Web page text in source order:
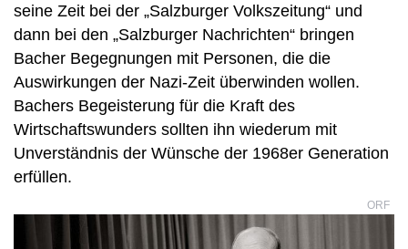
seine Zeit bei der „Salzburger Volkszeitung“ und
dann bei den „Salzburger Nachrichten“ bringen
Bacher Begegnungen mit Personen, die die
Auswirkungen der Nazi-Zeit überwinden wollen.
Bachers Begeisterung für die Kraft des
Wirtschaftswunders sollten ihn wiederum mit
Unverständnis der Wünsche der 1968er Generation
erfüllen.
ORF